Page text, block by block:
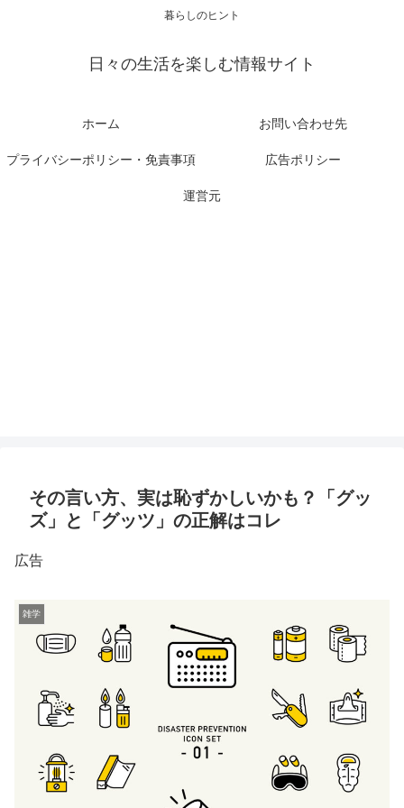
暮らしのヒント
日々の生活を楽しむ情報サイト
ホーム お問い合わせ先
プライバシーポリシー・免責事項 広告ポリシー
運営元
その言い方、実は恥ずかしいかも？「グッ
ズ」と「グッツ」の正解はコレ
広告
雑学